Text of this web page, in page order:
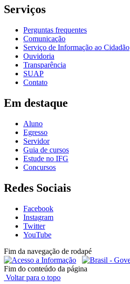
Serviços
Perguntas frequentes
Comunicação
Serviço de Informação ao Cidadão
Ouvidoria
Transparência
SUAP
Contato
Em destaque
Aluno
Egresso
Servidor
Guia de cursos
Estude no IFG
Concursos
Redes Sociais
Facebook
Instagram
Twitter
YouTube
Fim da navegação de rodapé
Fim do conteúdo da página
Voltar para o topo